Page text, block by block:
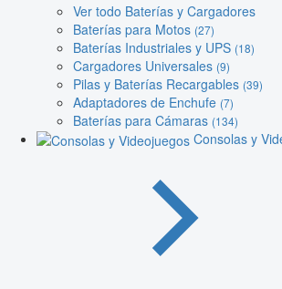
Ver todo Baterías y Cargadores
Baterías para Motos (27)
Baterías Industriales y UPS (18)
Cargadores Universales (9)
Pilas y Baterías Recargables (39)
Adaptadores de Enchufe (7)
Baterías para Cámaras (134)
Consolas y